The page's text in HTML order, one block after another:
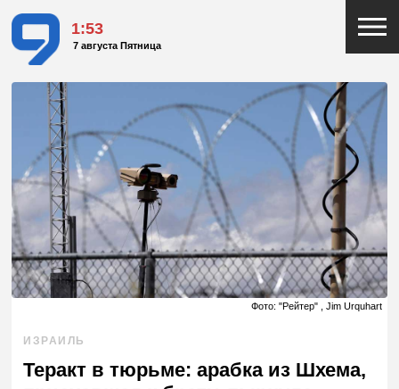
1:53
7 августа Пятница
Фото: "Рейтер" , Jim Urquhart
ИЗРАИЛЬ
Теракт в тюрьме: арабка из Шхема,